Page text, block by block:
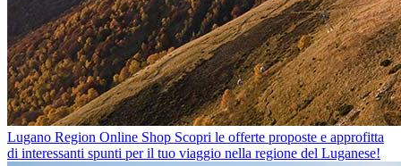
Lugano Region Online Shop Scopri le offerte proposte e approfitta
di interessanti spunti per il tuo viaggio nella regione del Luganese!